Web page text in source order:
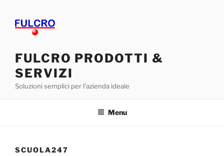
contenuto
FULCRO PRODOTTI &
SERVIZI
Soluzioni semplici per l'azienda ideale
Menu
SCUOLA247